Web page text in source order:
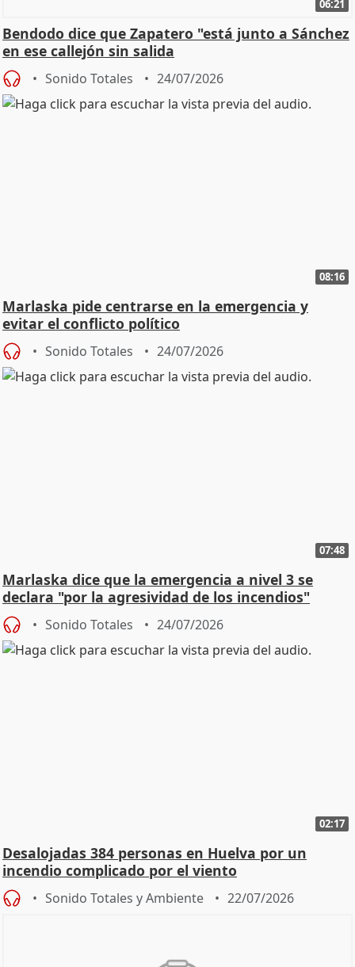
06:21
Bendodo dice que Zapatero "está junto a Sánchez
en ese callejón sin salida
Sonido Totales 24/07/2026
08:16
Marlaska pide centrarse en la emergencia y
evitar el conflicto político
Sonido Totales 24/07/2026
07:48
Marlaska dice que la emergencia a nivel 3 se
declara "por la agresividad de los incendios"
Sonido Totales 24/07/2026
02:17
Desalojadas 384 personas en Huelva por un
incendio complicado por el viento
Sonido Totales y Ambiente 22/07/2026